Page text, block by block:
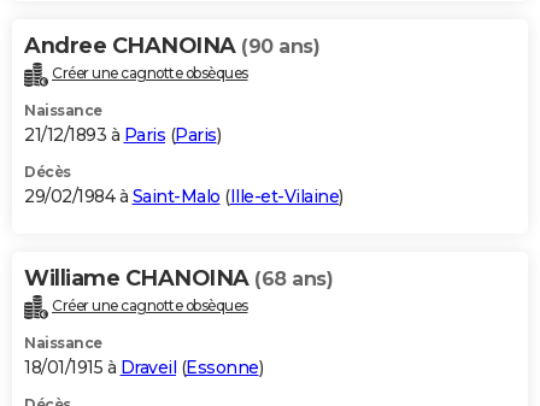
Andree CHANOINA (90 ans)
Créer une cagnotte obsèques
Naissance
21/12/1893 à Paris (Paris)
Décès
29/02/1984 à Saint-Malo (Ille-et-Vilaine)
Williame CHANOINA (68 ans)
Créer une cagnotte obsèques
Naissance
18/01/1915 à Draveil (Essonne)